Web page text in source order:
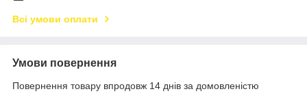
Всі умови оплати
Умови повернення
Повернення товару впродовж 14 днів за домовленістю